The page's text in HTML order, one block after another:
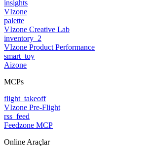
insights
VIzone
palette
VIzone Creative Lab
inventory_2
VIzone Product Performance
smart_toy
Aizone
MCPs
flight_takeoff
VIzone Pre-Flight
rss_feed
Feedzone MCP
Online Araçlar